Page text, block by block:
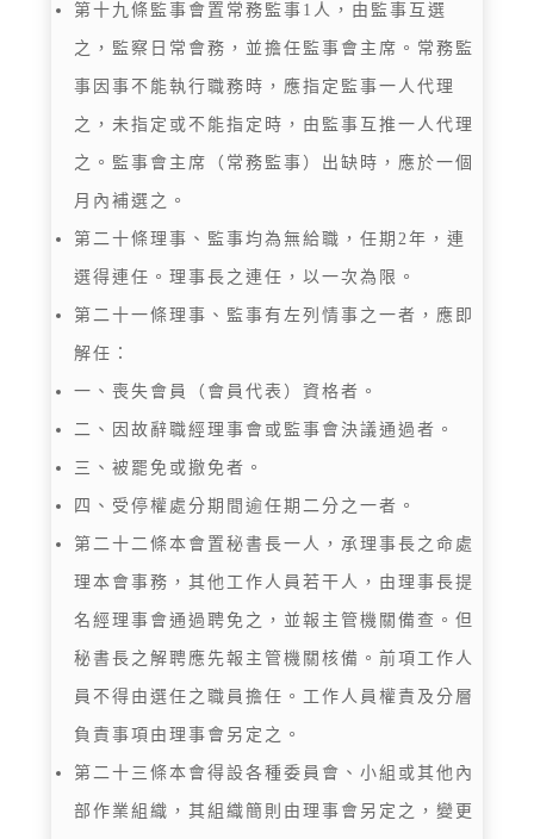
第十九條監事會置常務監事1人，由監事互選
之，監察日常會務，並擔任監事會主席。常務監
事因事不能執行職務時，應指定監事一人代理
之，未指定或不能指定時，由監事互推一人代理
之。監事會主席（常務監事）出缺時，應於一個
月內補選之。
第二十條理事、監事均為無給職，任期2年，連
選得連任。理事長之連任，以一次為限。
第二十一條理事、監事有左列情事之一者，應即
解任：
一、喪失會員（會員代表）資格者。
二、因故辭職經理事會或監事會決議通過者。
三、被罷免或撤免者。
四、受停權處分期間逾任期二分之一者。
第二十二條本會置秘書長一人，承理事長之命處
理本會事務，其他工作人員若干人，由理事長提
名經理事會通過聘免之，並報主管機關備查。但
秘書長之解聘應先報主管機關核備。前項工作人
員不得由選任之職員擔任。工作人員權責及分層
負責事項由理事會另定之。
第二十三條本會得設各種委員會、小組或其他內
部作業組織，其組織簡則由理事會另定之，變更